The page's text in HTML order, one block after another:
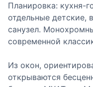
Планировка: кухня-
отдельные детские,
санузел.
современной
Из окон,
открываются